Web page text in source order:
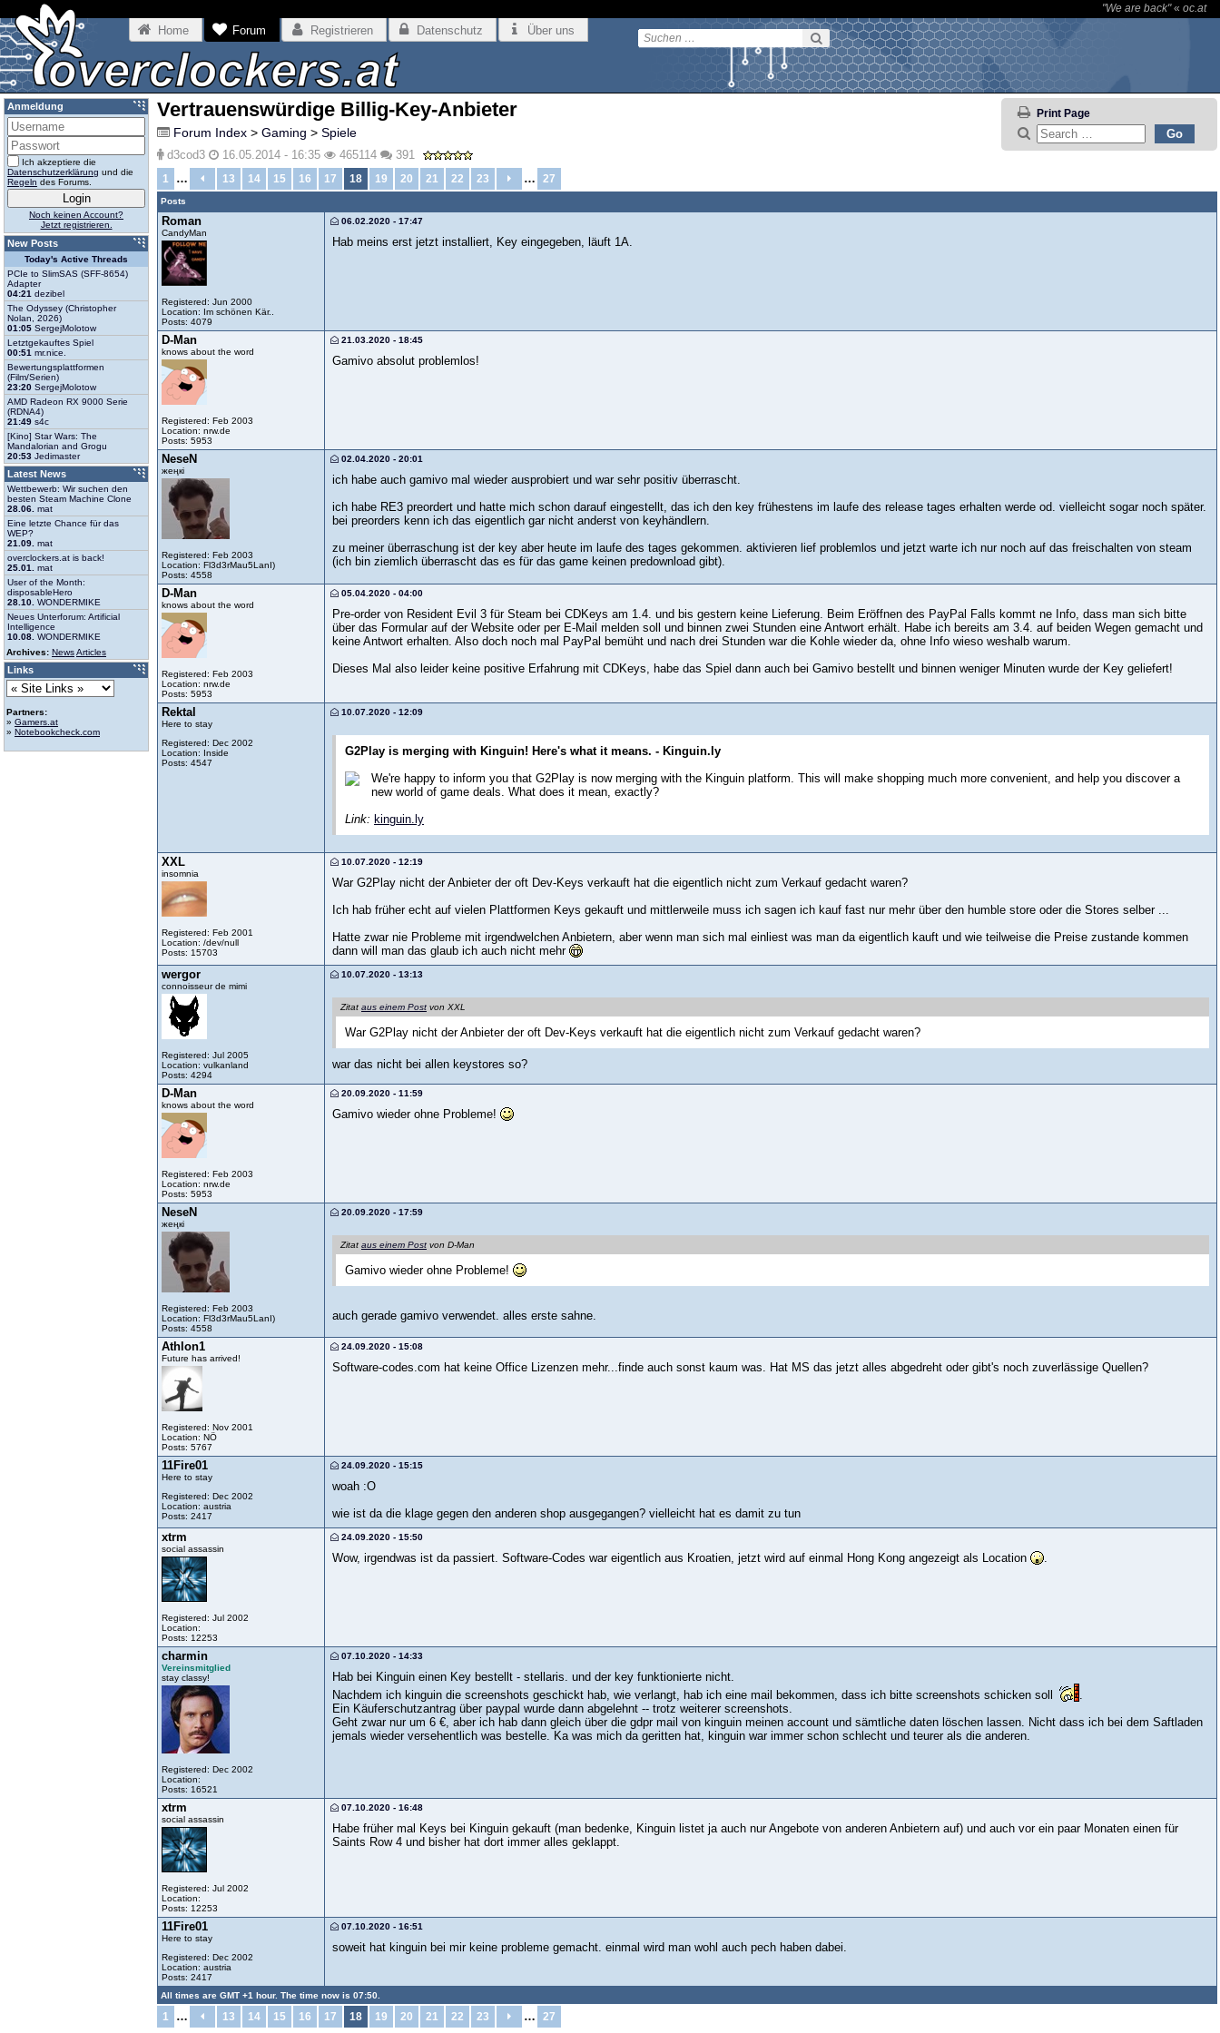
"We are back"« oc.at
Home Forum Registrieren Datenschutz Über uns
Vertrauenswürdige Billig-Key-Anbieter Print Page
Forum Index > Gaming > Spiele
d3cod3 16.05.2014 - 16:35 465114 391
1 … 13 14 15 16 17 18 19 20 21 22 23 … 27
Posts
Roman
CandyMan
Registered: Jun 2000
Location: Im schönen Kär..
Posts: 4079
06.02.2020 - 17:47
Hab meins erst jetzt installiert, Key eingegeben, läuft 1A.
D-Man
knows about the word
Registered: Feb 2003
Location: nrw.de
Posts: 5953
21.03.2020 - 18:45
Gamivo absolut problemlos!
NeseN
жеңкі
Registered: Feb 2003
Location: Fl3d3rMau5LanI)
Posts: 4558
02.04.2020 - 20:01
ich habe auch gamivo mal wieder ausprobiert und war sehr positiv überrascht.
ich habe RE3 preordert und hatte mich schon darauf eingestellt, das ich den key frühestens im laufe des release tages erhalten werde od. vielleicht sogar noch später.
bei preorders kenn ich das eigentlich gar nicht anderst von keyhändlern.
zu meiner überraschung ist der key aber heute im laufe des tages gekommen. aktivieren lief problemlos und jetzt warte ich nur noch auf das freischalten von steam
(ich bin ziemlich überrascht das es für das game keinen predownload gibt).
D-Man
knows about the word
Registered: Feb 2003
Location: nrw.de
Posts: 5953
05.04.2020 - 04:00
Pre-order von Resident Evil 3 für Steam bei CDKeys am 1.4. und bis gestern keine Lieferung. Beim Eröffnen des PayPal Falls kommt ne Info, dass man sich bitte
über das Formular auf der Website oder per E-Mail melden soll und binnen zwei Stunden eine Antwort erhält. Habe ich bereits am 3.4. auf beiden Wegen gemacht und
keine Antwort erhalten. Also doch noch mal PayPal bemüht und nach drei Stunden war die Kohle wieder da, ohne Info wieso weshalb warum.
Dieses Mal also leider keine positive Erfahrung mit CDKeys, habe das Spiel dann auch bei Gamivo bestellt und binnen weniger Minuten wurde der Key geliefert!
Rektal
Here to stay
Registered: Dec 2002
Location: Inside
Posts: 4547
10.07.2020 - 12:09
G2Play is merging with Kinguin! Here's what it means. - Kinguin.ly
We're happy to inform you that G2Play is now merging with the Kinguin platform. This will make shopping much more convenient, and help you discover a
new world of game deals. What does it mean, exactly?
Link: kinguin.ly
XXL
insomnia
Registered: Feb 2001
Location: /dev/null
Posts: 15703
10.07.2020 - 12:19
War G2Play nicht der Anbieter der oft Dev-Keys verkauft hat die eigentlich nicht zum Verkauf gedacht waren?
Ich hab früher echt auf vielen Plattformen Keys gekauft und mittlerweile muss ich sagen ich kauf fast nur mehr über den humble store oder die Stores selber ...
Hatte zwar nie Probleme mit irgendwelchen Anbietern, aber wenn man sich mal einliest was man da eigentlich kauft und wie teilweise die Preise zustande kommen
dann will man das glaub ich auch nicht mehr
wergor
connoisseur de mimi
Registered: Jul 2005
Location: vulkanland
Posts: 4294
10.07.2020 - 13:13
Zitat aus einem Post von XXL
War G2Play nicht der Anbieter der oft Dev-Keys verkauft hat die eigentlich nicht zum Verkauf gedacht waren?
war das nicht bei allen keystores so?
D-Man
knows about the word
Registered: Feb 2003
Location: nrw.de
Posts: 5953
20.09.2020 - 11:59
Gamivo wieder ohne Probleme!
NeseN
жеңкі
Registered: Feb 2003
Location: Fl3d3rMau5LanI)
Posts: 4558
20.09.2020 - 17:59
Zitat aus einem Post von D-Man
Gamivo wieder ohne Probleme!
auch gerade gamivo verwendet. alles erste sahne.
Athlon1
Future has arrived!
Registered: Nov 2001
Location: NÖ
Posts: 5767
24.09.2020 - 15:08
Software-codes.com hat keine Office Lizenzen mehr...finde auch sonst kaum was. Hat MS das jetzt alles abgedreht oder gibt's noch zuverlässige Quellen?
11Fire01
Here to stay
Registered: Dec 2002
Location: austria
Posts: 2417
24.09.2020 - 15:15
woah :O
wie ist da die klage gegen den anderen shop ausgegangen? vielleicht hat es damit zu tun
xtrm
social assassin
Registered: Jul 2002
Location:
Posts: 12253
24.09.2020 - 15:50
Wow, irgendwas ist da passiert. Software-Codes war eigentlich aus Kroatien, jetzt wird auf einmal Hong Kong angezeigt als Location
charmin
Vereinsmitglied
stay classy!
Registered: Dec 2002
Location:
Posts: 16521
07.10.2020 - 14:33
Hab bei Kinguin einen Key bestellt - stellaris. und der key funktionierte nicht.
Nachdem ich kinguin die screenshots geschickt hab, wie verlangt, hab ich eine mail bekommen, dass ich bitte screenshots schicken soll
Ein Käuferschutzantrag über paypal wurde dann abgelehnt -- trotz weiterer screenshots.
Geht zwar nur um 6 €, aber ich hab dann gleich über die gdpr mail von kinguin meinen account und sämtliche daten löschen lassen. Nicht dass ich bei dem Saftladen
jemals wieder versehentlich was bestelle. Ka was mich da geritten hat, kinguin war immer schon schlecht und teurer als die anderen.
xtrm
social assassin
Registered: Jul 2002
Location:
Posts: 12253
07.10.2020 - 16:48
Habe früher mal Keys bei Kinguin gekauft (man bedenke, Kinguin listet ja auch nur Angebote von anderen Anbietern auf) und auch vor ein paar Monaten einen für
Saints Row 4 und bisher hat dort immer alles geklappt.
11Fire01
Here to stay
Registered: Dec 2002
Location: austria
Posts: 2417
07.10.2020 - 16:51
soweit hat kinguin bei mir keine probleme gemacht. einmal wird man wohl auch pech haben dabei.
All times are GMT +1 hour. The time now is 07:50.
1 … 13 14 15 16 17 18 19 20 21 22 23 … 27
Anmeldung
Ich akzeptiere die
Datenschutzerklärung und die
Regeln des Forums.
Noch keinen Account?
Jetzt registrieren.
New Posts
Today's Active Threads
PCIe to SlimSAS (SFF-8654)
Adapter
04:21 dezibel
The Odyssey (Christopher
Nolan, 2026)
01:05 SergejMolotow
Letztgekauftes Spiel
00:51 mr.nice.
Bewertungsplattformen
(Film/Serien)
23:20 SergejMolotow
AMD Radeon RX 9000 Serie
(RDNA4)
21:49 s4c
[Kino] Star Wars: The
Mandalorian and Grogu
20:53 Jedimaster
Latest News
Wettbewerb: Wir suchen den
besten Steam Machine Clone
28.06. mat
Eine letzte Chance für das
WEP?
21.09. mat
overclockers.at is back!
25.01.
mat
User of the Month:
disposableHero
28.10. WONDERMIKE
Neues Unterforum: Artificial
Intelligence
10.08. WONDERMIKE
Archives: NewsArticles
Links
Partners:
» Gamers.at
» Notebookcheck.com